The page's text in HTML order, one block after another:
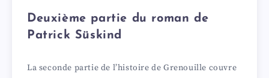
Deuxième partie du roman de
Patrick Süskind
La seconde partie de l’histoire de Grenouille couvre